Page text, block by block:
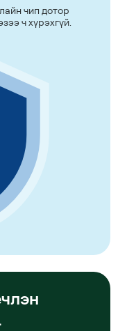
чип дотор
ч хүрэхгүй.